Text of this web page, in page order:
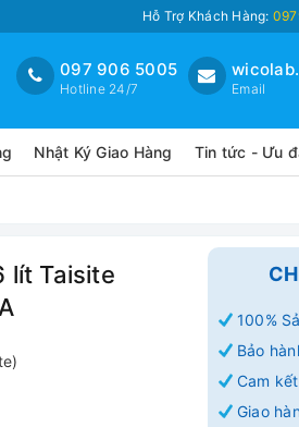
Hỗ Trợ Khách Hàng:
Email
097 906 5005
Hotline 24/7
Nhật Ký Giao Hàng Tin tức - Ưu
lít Taisite
100%
Bảo
Cam
Giao